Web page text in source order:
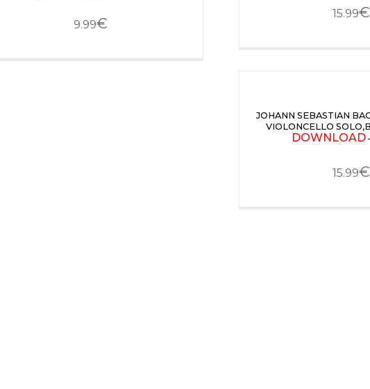
9.99€
15.99€
JOHANN SEBASTIAN
VIOLONCELLO
DOWNLOAD
15.99€